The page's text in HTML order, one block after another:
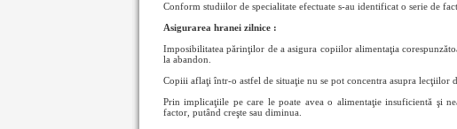
Conform studiilor de specialitate efectuate s-au identificat o serie de
Asigurarea hranei zilnice :
Imposibilitatea părinţilor de a asigura copiilor alimentaţia
la abandon.
Copiii aflaţi într-o astfel de situaţie nu se pot concentra asupra lecţiilor
Prin implicaţiile pe care le poate avea o alimentaţie insuficientă şi
factor, putând creşte sau diminua.